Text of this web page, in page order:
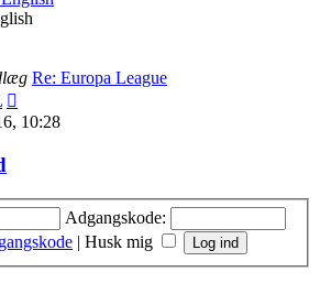
Re: Europa League
det
10:28
Adgangskode:
| Husk mig